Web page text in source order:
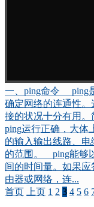
一、ping命令 ping
确定网络的连通性
接的状况十分有用
ping运行正确，大体
的输入输出线路、
的范围。 ping能够
间的时间量。如果
由器或网络，连...
首页
上页 1 2 3 4 5 6